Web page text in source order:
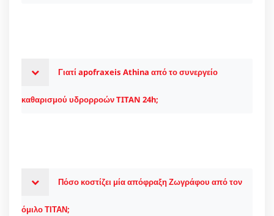
Γιατί apofraxeis Athina από το συνεργείο
καθαρισμού υδρορροών TITAN 24h;
Πόσο κοστίζει μία απόφραξη Ζωγράφου από τον
όμιλο ΤΙΤΑΝ;